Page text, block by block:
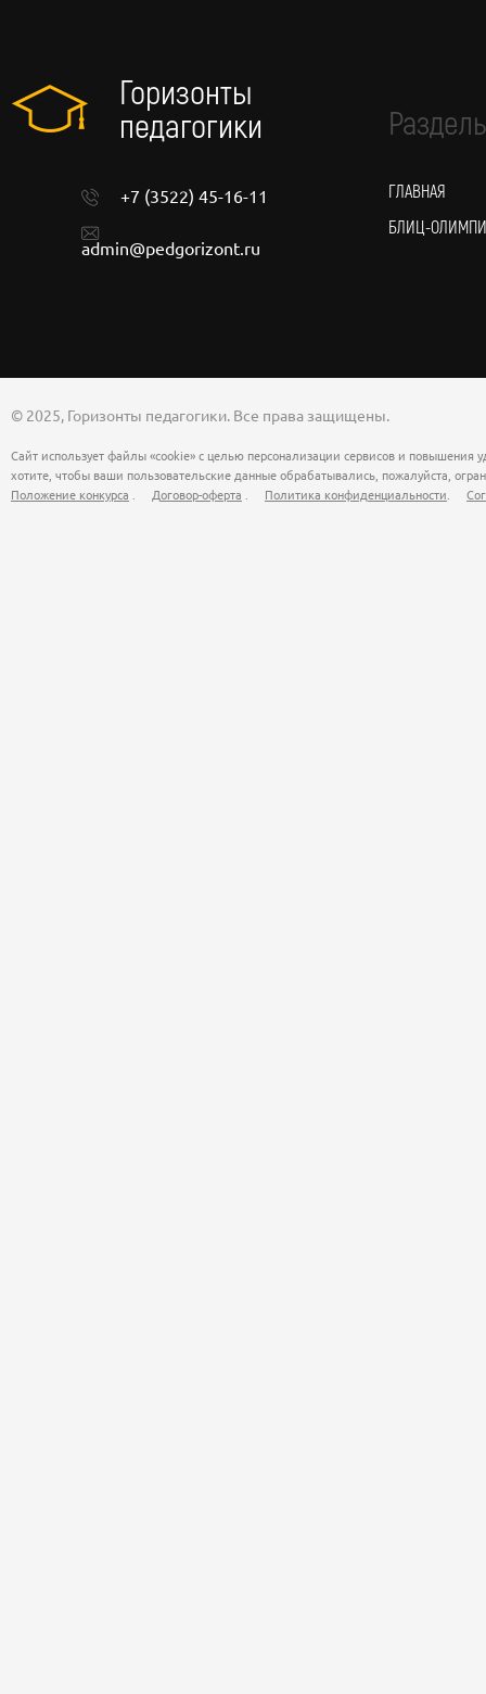
Горизонты
педагогики
+7 (3522) 45-16-11
admin@pedgorizont.ru
ГЛАВНАЯ
БЛИЦ-
© 2025, Горизонты педагогики. Все права защищены.
Сайт использует файлы «cookie» с целью персонализации сервисов и повышения
хотите, чтобы ваши пользовательские данные обрабатывались, пожалуйста,
Положение конкурса
Договор-оферта Политика конфиденциальности